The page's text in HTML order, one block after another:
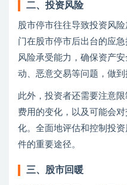
二、投资风险
股市停市往往导致投资风
门在股市停市后出台的应
风险承受能力，确保资产
动、恶意交易等问题，做到
此外，投资者还需要注意
费用的变化，以及可能会
化。全面地评估和控制投
件的重要途径。
三、股市回暖